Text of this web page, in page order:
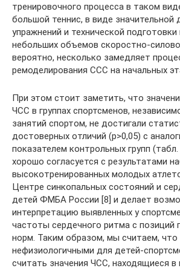
тренировочного процесса в таком
большой теннис, в виде значительной
упражнений и технической
небольших объемов скоростно-
вероятно, несколько замедляет
ремоделирования ССС на начальных
При этом стоит заметить, что
ЧСС в группах спортсменов,
занятий спортом, не достигали
достоверных отличий (p>0,05) с
показателем контрольных групп
хорошо согласуется с результатами
высокотренированных молодых
Центре синкопальных состояний и
детей ФМБА России [8] и делает
интерпретацию выявленных у
частоты сердечного ритма с позиций
норм. Таким образом, мы считаем, что
нефизиологичными для детей-
считать значения ЧСС, находящиеся в